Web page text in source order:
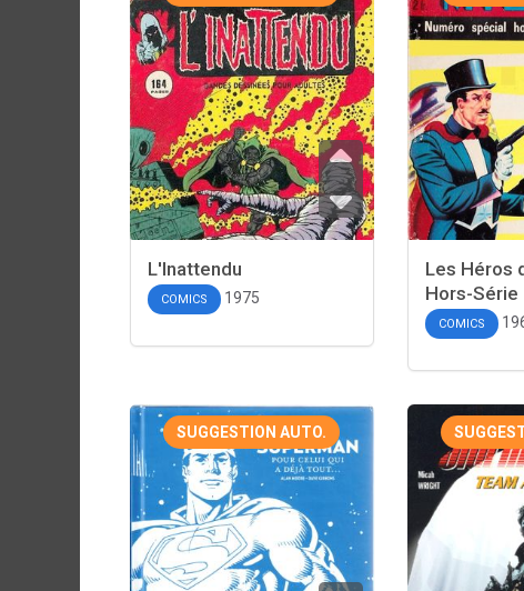
L'Inattendu
COMICS 1975
Les Héros
Hors-Série
COMICS
SUGGESTION AUTO.